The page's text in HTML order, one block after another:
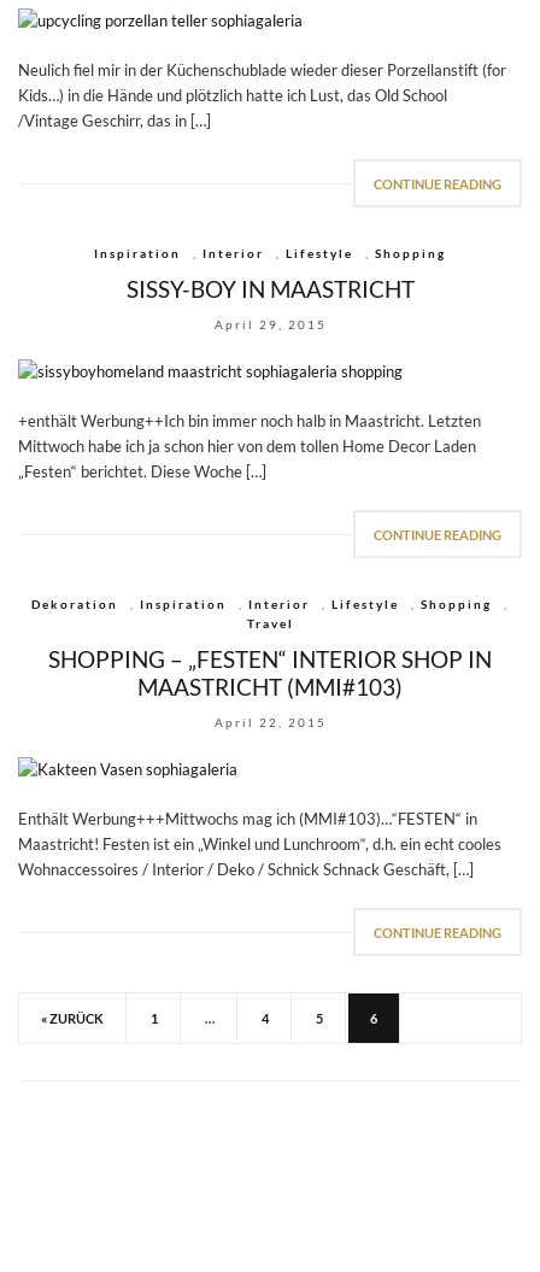
Neulich fiel mir in der Küchenschublade wieder dieser Porzellanstift (for
Kids…) in die Hände und plötzlich hatte ich Lust, das Old School
/Vintage Geschirr, das in […]
CONTINUE READING
Inspiration Interior Lifestyle Shopping
SISSY-BOY IN MAASTRICHT
April 29, 2015
+enthält Werbung++Ich bin immer noch halb in Maastricht. Letzten
Mittwoch habe ich ja schon hier von dem tollen Home Decor Laden
„Festen“ berichtet. Diese Woche […]
CONTINUE READING
Dekoration Inspiration Interior Lifestyle Shopping
Travel
SHOPPING – „FESTEN“ INTERIOR SHOP IN
MAASTRICHT (MMI#103)
April 22, 2015
Enthält Werbung+++Mittwochs mag ich (MMI#103)…“FESTEN“ in
Maastricht! Festen ist ein „Winkel und Lunchroom“, d.h. ein echt cooles
Wohnaccessoires / Interior / Deko / Schnick Schnack Geschäft, […]
CONTINUE READING
« ZURÜCK 1 … 4 5 6